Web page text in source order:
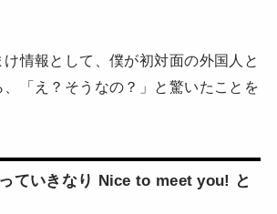
情報として、僕が初対面の外国人と
「え？そうなの？」と驚いたことを
ていきなり Nice to meet you! と